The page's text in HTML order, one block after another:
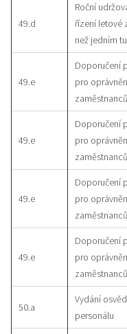
49.d
Roční
řízení letové
než jedním
49.e
Doporučení
pro
zaměstnanců
49.e
Doporučení
pro
zaměstnanců
49.e
Doporučení
pro
zaměstnanců
49.e
Doporučení
pro
zaměstnanců
50.a
Vydání
personálu